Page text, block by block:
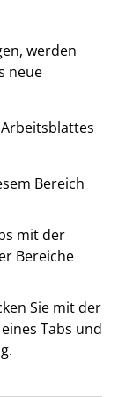
werden
neue
Bereich
mit der
Bereiche
Sie mit der
Tabs und